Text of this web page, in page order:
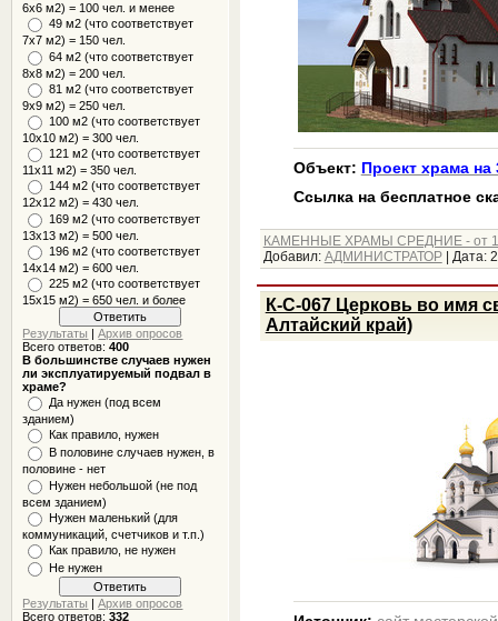
6x6 м2) = 100 чел. и менее
49 м2 (что соответствует
7x7 м2) = 150 чел.
64 м2 (что соответствует
8x8 м2) = 200 чел.
81 м2 (что соответствует
9х9 м2) = 250 чел.
100 м2 (что соответствует
10x10 м2) = 300 чел.
121 м2 (что соответствует
11х11 м2) = 350 чел.
144 м2 (что соответствует
12х12 м2) = 430 чел.
169 м2 (что соответствует
13х13 м2) = 500 чел.
196 м2 (что соответствует
14х14 м2) = 600 чел.
225 м2 (что соответствует
15х15 м2) = 650 чел. и более
Результаты |Архив опросов
Всего ответов:400
В большинстве случаев нужен
ли эксплуатируемый подвал в
храме?
Да нужен (под всем
зданием)
Как правило, нужен
В половине случаев нужен, в
половине - нет
Нужен небольшой (не под
всем зданием)
Нужен маленький (для
коммуникаций, счетчиков и т.п.)
Как правило, не нужен
Не нужен
Результаты |Архив опросов
Всего ответов:332
Объект: Проект храма на
Ссылка на бесплатное
КАМЕННЫЕ ХРАМЫ СРЕДНИЕ - от
Добавил: АДМИНИСТРАТОР| Дата:
К-С-067 Церковь во имя
Алтайский край)